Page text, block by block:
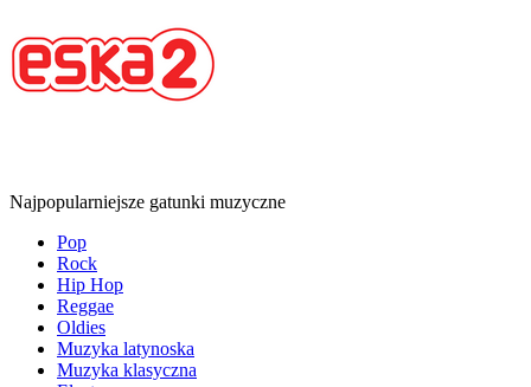
Najpopularniejsze gatunki muzyczne
Pop
Rock
Hip Hop
Reggae
Oldies
Muzyka latynoska
Muzyka klasyczna